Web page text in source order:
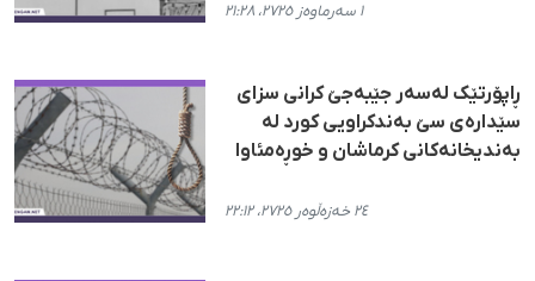
١ سەرماوەز ٢٧٢٥، ٢١:٢٨
ڕاپۆرتێک لەسەر جێبەجێ کرانی سزای
سێدارەی سێ بەندکراویی کورد لە
بەندیخانەکانی کرماشان و خوڕەمئاوا
٢٤ خەزەڵوەر ٢٧٢٥، ٢٢:١٢